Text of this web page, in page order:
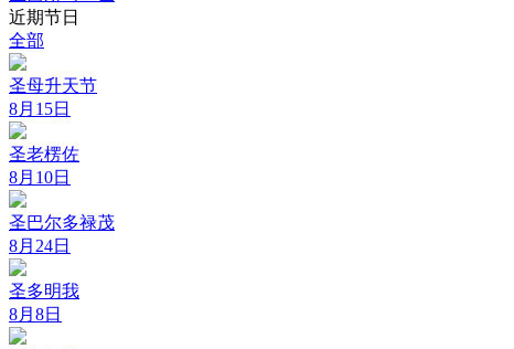
近期节日
全部
圣母升天节
8月15日
圣老楞佐
8月10日
圣巴尔多禄茂
8月24日
圣多明我
8月8日